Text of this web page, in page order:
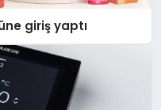
giriş yaptı